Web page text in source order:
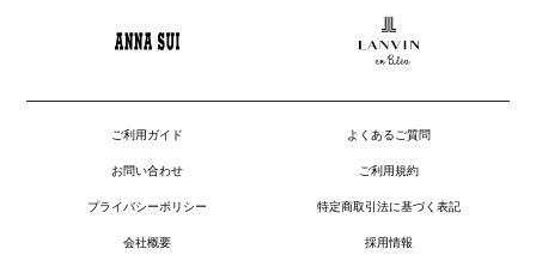
ご利用ガイド よくあるご質問
お問い合わせ ご利用規約
プライバシーポリシー 特定商取引法に基づく表記
会社概要 採用情報